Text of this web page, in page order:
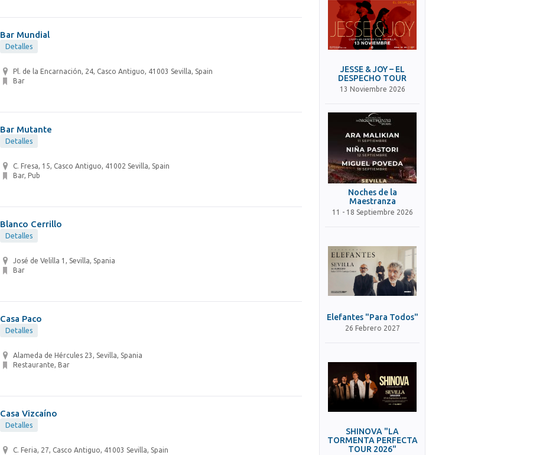
Bar Mundial
Detalles
Pl. de la Encarnación, 24, Casco Antiguo, 41003 Sevilla, Spain
Bar
Bar Mutante
Detalles
C. Fresa, 15, Casco Antiguo, 41002 Sevilla, Spain
Bar, Pub
Blanco Cerrillo
Detalles
José de Velilla 1, Sevilla, Spania
Bar
Casa Paco
Detalles
Alameda de Hércules 23, Sevilla, Spania
Restaurante, Bar
Casa Vizcaíno
Detalles
C. Feria, 27, Casco Antiguo, 41003 Sevilla, Spain
JESSE & JOY – EL
DESPECHO TOUR
13 Noviembre 2026
Noches de la
Maestranza
11 - 18 Septiembre 2026
Elefantes "Para Todos"
26 Febrero 2027
SHINOVA "LA
TORMENTA PERFECTA
TOUR 2026"